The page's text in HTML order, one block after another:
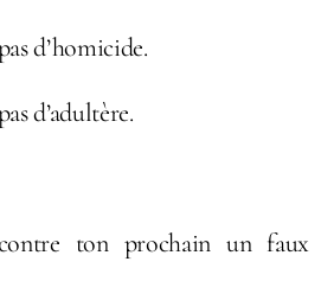
d’homicide.
d’adultère.
ton prochain un faux